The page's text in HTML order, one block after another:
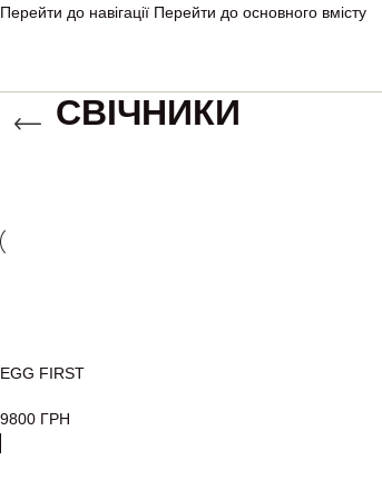
Перейти до навігації Перейти до основного вмісту
СВІЧНИКИ
EGG FIRST
9800 ГРН